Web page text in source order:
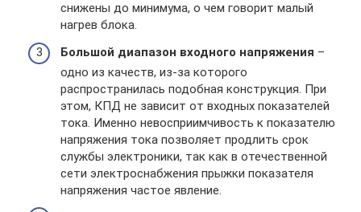
снижены до минимума, о чем говорит малый
нагрев блока.
Большой диапазон входного напряжения –
одно из качеств, из-за которого
распространилась подобная конструкция. При
этом, КПД не зависит от входных показателей
тока. Именно невосприимчивость к показателю
напряжения тока позволяет продлить срок
службы электроники, так как в отечественной
сети электроснабжения прыжки показателя
напряжения частое явление.